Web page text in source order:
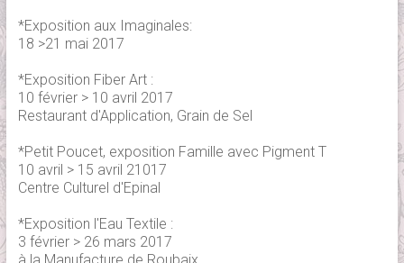
*Exposition aux Imaginales:
18 >21 mai 2017
*Exposition Fiber Art :
10 février > 10 avril 2017
Restaurant d'Application, Grain de Sel
*Petit Poucet, exposition Famille avec Pigment T
10 avril > 15 avril 21017
Centre Culturel d'Epinal
*Exposition l'Eau Textile :
3 février > 26 mars 2017